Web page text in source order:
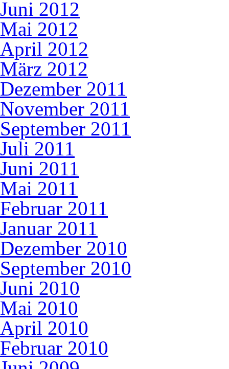
Juni 2012
Mai 2012
April 2012
März 2012
Dezember 2011
November 2011
September 2011
Juli 2011
Juni 2011
Mai 2011
Februar 2011
Januar 2011
Dezember 2010
September 2010
Juni 2010
Mai 2010
April 2010
Februar 2010